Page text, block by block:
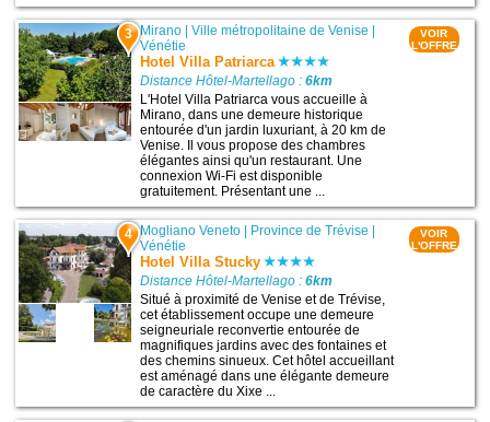
3 Mirano |Ville métropolitaine de Venise
Vénétie
Hotel Villa Patriarca
Distance Hôtel-Martellago :6km
L'Hotel Villa Patriarca vous accueille à
Mirano, dans une demeure historique
entourée d'un jardin luxuriant, à 20 km de
Venise. Il vous propose des chambres
élégantes ainsi qu'un restaurant. Une
connexion Wi-Fi est disponible
gratuitement. Présentant une ...
VOIR
L'OFFRE
4 Mogliano Veneto Province de Trévise
Vénétie
Hotel Villa Stucky
Distance Hôtel-Martellago :6km
Situé à proximité de Venise et de Trévise,
cet établissement occupe une demeure
seigneuriale reconvertie entourée de
magnifiques jardins avec des fontaines et
des chemins sinueux. Cet hôtel accueillant
est aménagé dans une élégante demeure
de caractère du Xixe ...
VOIR
L'OFFRE